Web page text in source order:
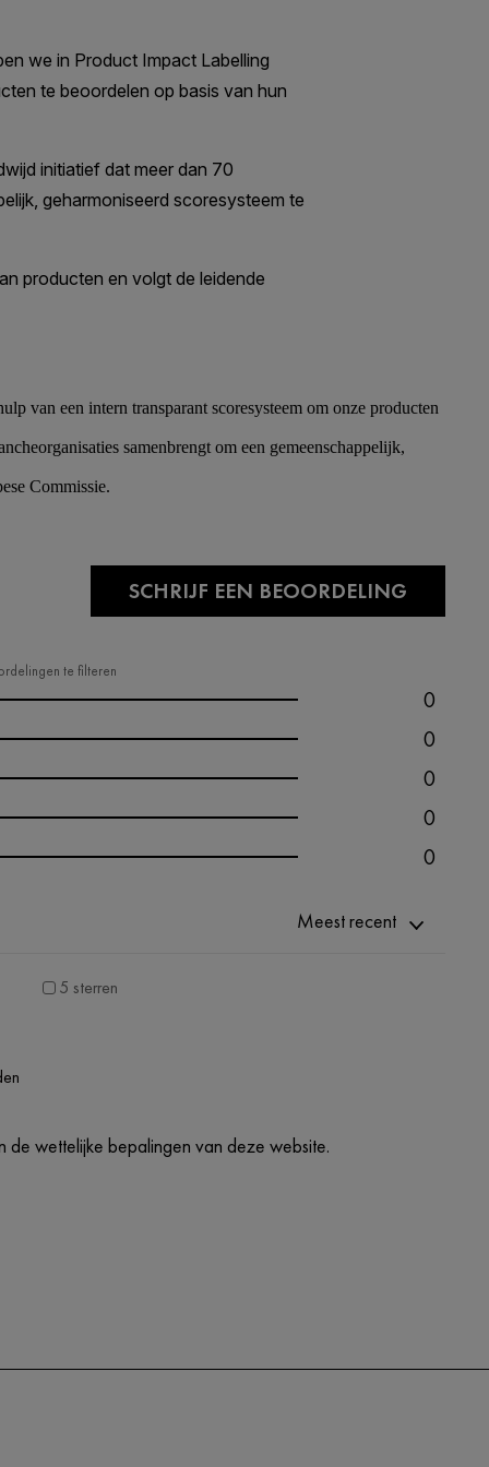
van een intern transparant scoresysteem om onze producten
samenbrengt om een gemeenschappelijk,
Commissie.
SCHRIJF EEN BEOORDELING
te filteren
0
0
0
0
0
Meest recent
5 sterren
wettelijke bepalingen van deze website.